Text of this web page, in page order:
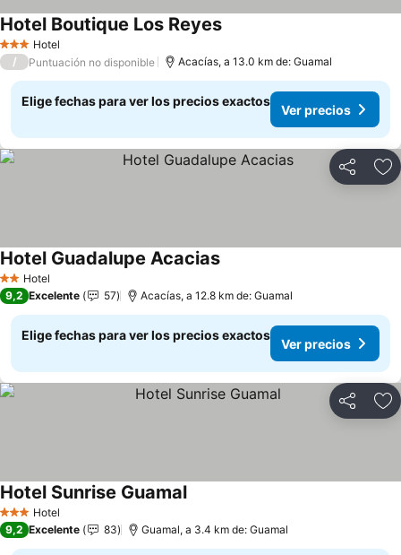
3 Estrellas
Hotel
Hotel Boutique Los Reyes
/ Puntuación no disponible Acacías, a 13.0 km de: Guamal
Elige fechas para ver los precios exactos
Ver precios
Compartir
2 Estrellas
Hotel
Hotel Guadalupe Acacias
9,2 Excelente 57 Acacías, a 12.8 km de: Guamal
Elige fechas para ver los precios exactos
Ver precios
Compartir
3 Estrellas
Hotel
Hotel Sunrise Guamal
9,2 Excelente 83 Guamal, a 3.4 km de: Guamal